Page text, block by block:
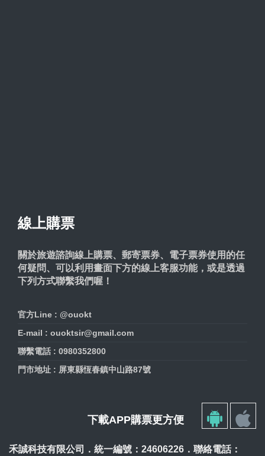
線上購票
關於旅遊諮詢線上購票、郵寄票券、電子票券使用的任
何疑問、可以利用畫面下方的線上客服功能，或是透過
下列方式聯繫我們喔！
官方Line : @ouokt
E-mail : ouoktsir@gmail.com
聯繫電話 : 0980352800
門市地址 : 屏東縣恆春鎮中山路87號
下載APP購票更方便
禾誠科技有限公司．統一編號：24606226．聯絡電話：